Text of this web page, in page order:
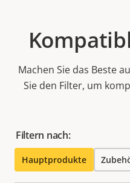
Machen Sie das Beste
Sie den Filter, um
Filtern nach:
Hauptprodukte